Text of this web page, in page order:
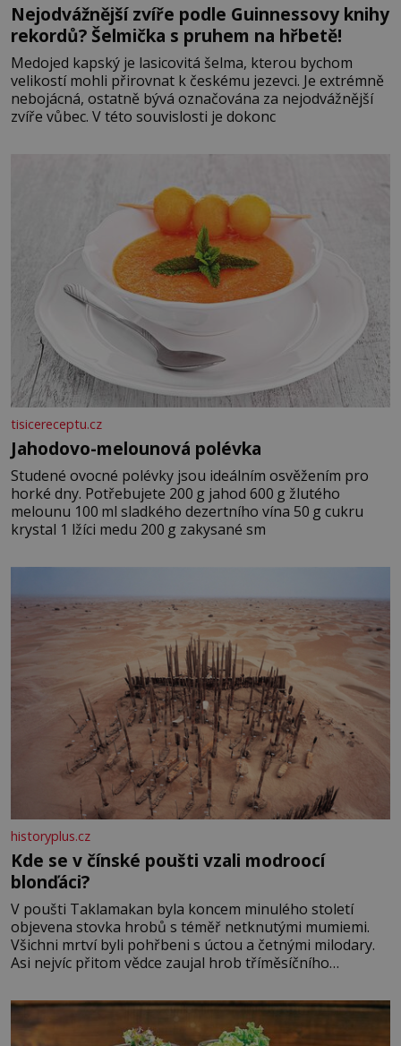
Nejodvážnější zvíře podle Guinnessovy knihy
rekordů? Šelmička s pruhem na hřbetě!
Medojed kapský je lasicovitá šelma, kterou bychom
velikostí mohli přirovnat k českému jezevci. Je extrémně
nebojácná, ostatně bývá označována za nejodvážnější
zvíře vůbec. V této souvislosti je dokonc
tisicereceptu.cz
Jahodovo-melounová polévka
Studené ovocné polévky jsou ideálním osvěžením pro
horké dny. Potřebujete 200 g jahod 600 g žlutého
melounu 100 ml sladkého dezertního vína 50 g cukru
krystal 1 lžíci medu 200 g zakysané sm
historyplus.cz
Kde se v čínské poušti vzali modroocí
blonďáci?
V poušti Taklamakan byla koncem minulého století
objevena stovka hrobů s téměř netknutými mumiemi.
Všichni mrtví byli pohřbeni s úctou a četnými milodary.
Asi nejvíc přitom vědce zaujal hrob tříměsíčního
blonďaté vlásky. Fakt, že jsou těla dávných lidí nesmírně
dobře zachovalá, přičítají odborníci zdejším klimatickým
podmínkám. Sucho, prosolené písky a extrémně